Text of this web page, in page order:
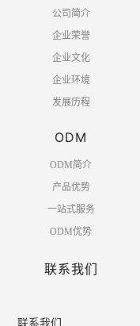
公司简介
企业荣誉
企业文化
企业环境
发展历程
ODM
ODM简介
产品优势
一站式服务
ODM优势
联系我们
联系我们